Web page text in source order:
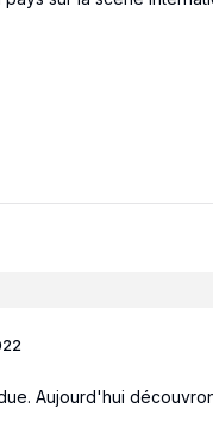
Aujourd'hui